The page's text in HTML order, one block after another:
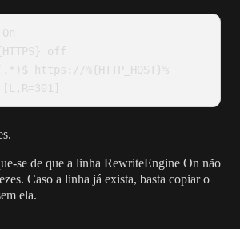
off
https://%{HTTP_HOST}%
[L,R=301]
se de que a linha RewriteEngine On não
Caso a linha já exista, basta copiar o
ela.